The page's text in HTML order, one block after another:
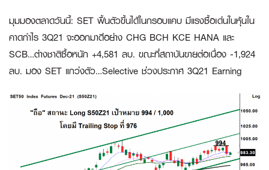
มุมมองตลาดวันนี้: SET ฟื้นตัวขึ้นได้ในกรอบแคบ มีแรงซื้อเด่นในหุ้นใน
คาดกำไร 3Q21 จะออกมาดีอย่าง CHG BCH KCE HANA และ
SCB…ต่างชาติซื้อหนัก +4,581 ลบ. ขณะที่สถาบันขายต่อเนื่อง -1,924
ลบ. มอง SET แกว่งตัว…Selective ช่วงประกาศ 3Q21 Earning